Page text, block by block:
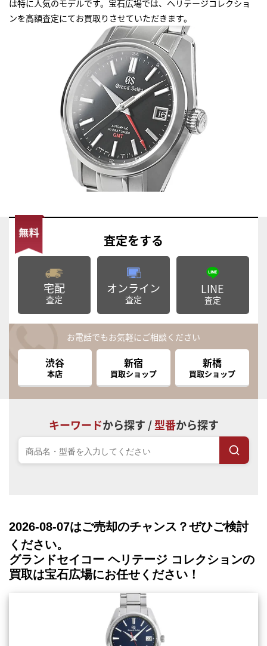
は特に人気のモデルです。宝石広場では、ヘリテージコレクショ
ンを高額査定にてお買取りさせていただきます。
査定をする
宅配
査定
オンライン
査定
LINE
査定
お電話でもお気軽にご相談ください
渋谷
本店
新宿
買取ショップ
新橋
買取ショップ
キーワードから探す /型番から探す
2026-08-07はご売却のチャンス？ぜひご検討
ください。
グランドセイコー ヘリテージ コレクションの
買取は宝石広場にお任せください！